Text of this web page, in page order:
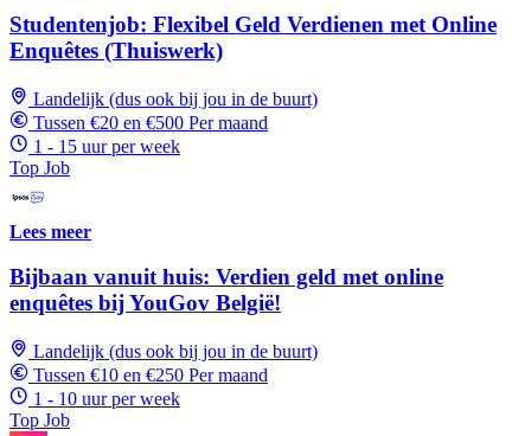
Studentenjob: Flexibel Geld Verdienen met Online
Enquêtes (Thuiswerk)
Landelijk (dus ook bij jou in de buurt)
Tussen €20 en €500 Per maand
1 - 15 uur per week
Top Job
Lees meer
Bijbaan vanuit huis: Verdien geld met online
enquêtes bij YouGov België!
Landelijk (dus ook bij jou in de buurt)
Tussen €10 en €250 Per maand
1 - 10 uur per week
Top Job